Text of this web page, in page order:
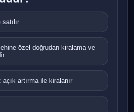
artırma ile kiralanır